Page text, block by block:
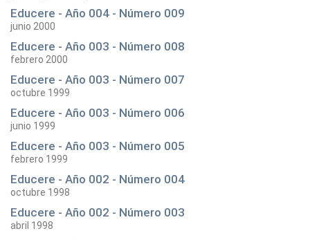
Educere - Año 004 - Número 009
junio 2000
Educere - Año 003 - Número 008
febrero 2000
Educere - Año 003 - Número 007
octubre 1999
Educere - Año 003 - Número 006
junio 1999
Educere - Año 003 - Número 005
febrero 1999
Educere - Año 002 - Número 004
octubre 1998
Educere - Año 002 - Número 003
abril 1998